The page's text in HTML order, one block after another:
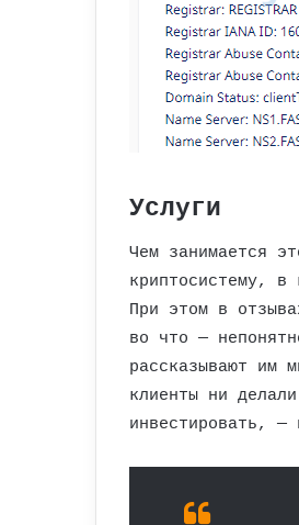
Услуги
Чем занимается
криптосистему, в
При этом в
во что —
рассказывают им
клиенты ни
инвестировать, —